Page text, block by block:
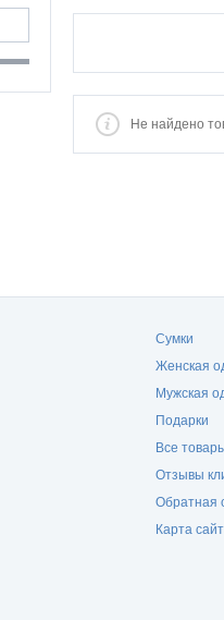
Не найдено
Сумки
Женская
Мужская
Подарки
Все
Отзывы
Обратная
Карта